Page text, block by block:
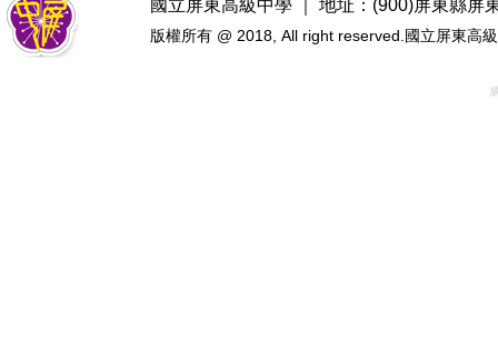
國立屏東高級中學 ｜ 地址：(900)屏東縣屏
版權所有 @ 2018, All right reserved.國立屏東高